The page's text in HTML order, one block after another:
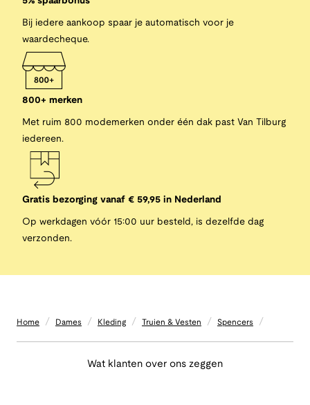
Bij iedere aankoop spaar je automatisch voor je
waardecheque.
800+ merken
Met ruim 800 modemerken onder één dak past Van Tilburg
iedereen.
Gratis bezorging vanaf € 59,95 in Nederland
Op werkdagen vóór 15:00 uur besteld, is dezelfde dag
verzonden.
Home / Dames / Kleding / Truien & Vesten / Spencers /
Wat klanten over ons zeggen